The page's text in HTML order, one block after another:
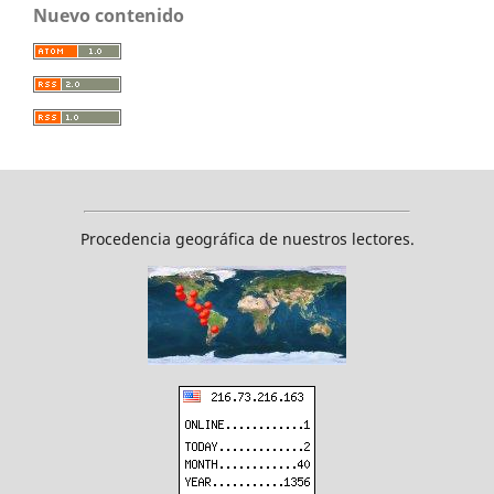
Nuevo contenido
Procedencia geográfica de nuestros lectores.